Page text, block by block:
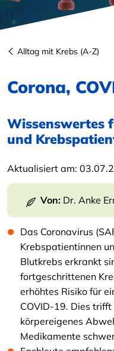
Alltag mit Krebs (A-Z)
Corona,
Wissenswertes
und
Aktualisiert am:
Von: Dr. Anke
Das Coronavirus
Krebspatientinnen
Blutkrebs erkrankt
fortgeschrittenen
erhöhtes Risiko für
COVID-19. Dies
körpereigenes
Medikamente